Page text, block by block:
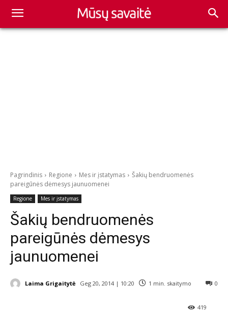
Pagrindinis Regione Mes ir įstatymas
Šakių bendruomenės
pareigūnės dėmesys jaunuomenei
Regione Mes ir įstatymas
Šakių bendruomenės
pareigūnės dėmesys
jaunuomenei
Laima Grigaitytė Geg 20, 2014 | 10:20 1 min. skaitymo 0
419